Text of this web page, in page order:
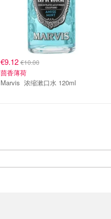
€9.12€10.00
茴香薄荷
Marvis 浓缩漱口水 120ml